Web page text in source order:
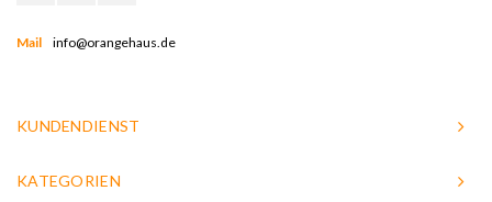
Mail info@orangehaus.de
KUNDENDIENST
KATEGORIEN